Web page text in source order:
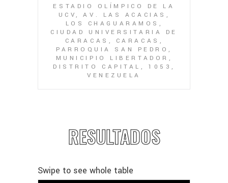
ESTADIO OLÍMPICO DE LA
UCV, AV. LAS ACACIAS,
LOS CHAGUARAMOS,
CIUDAD UNIVERSITARIA DE
CARACAS, CARACAS,
PARROQUIA SAN PEDRO,
MUNICIPIO LIBERTADOR,
DISTRITO CAPITAL, 1053,
VENEZUELA
RESULTADOS